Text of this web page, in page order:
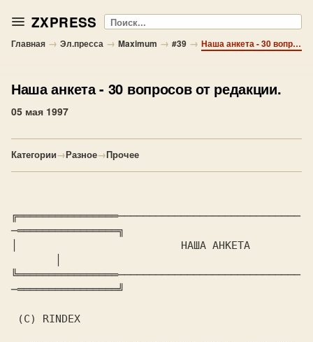
ZXPRESS Поиск
Главная → Эл.пресса → Maximum → #39 → Наша анкета - 30 вопросов от редакции.
Наша анкета- 30 вопросов от редакции.
05 мая 1997
Категории→Разное→Прочее
╔════════════════─────────────────────────────
─════════════════╗
╚════════════════─────────────────────────────
─════════════════╝